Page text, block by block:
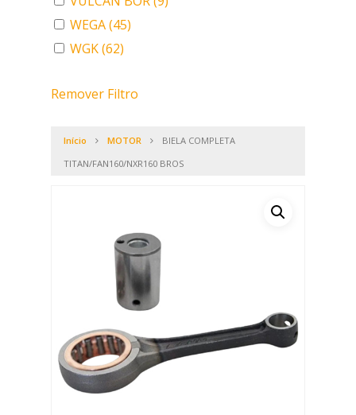
WEGA(45)
WGK(62)
Remover Filtro
Início MOTOR
BIELA COMPLETA
TITAN/FAN160/NXR160 BROS